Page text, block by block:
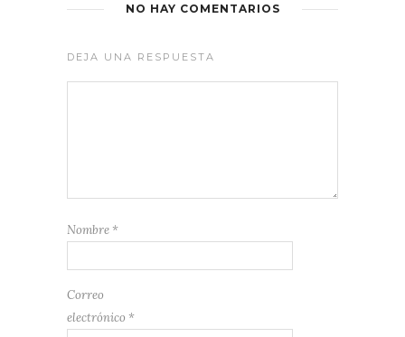
NO HAY COMENTARIOS
DEJA UNA RESPUESTA
Nombre *
Correo
electrónico *